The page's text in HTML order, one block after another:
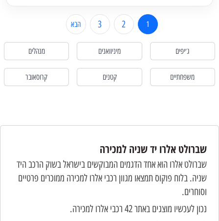
1
2
3 הבא
ג׳יפים מיניוואנים מנהלים
משפחתיים קטנים קרוסאובר
שברולט אלרו יד שניה למכירה
שברולט אלרו הוא אחד הדגמים המבוקשים בישראל בשוק הרכב היד
שניה. בלוח פוקוס תמצאו מגוון רכבי אלרו למכירה ממוכרים פרטיים
וסוחרים.
נכון לעכשיו מוצגים באתר 42 רכבי אלרו למכירה.